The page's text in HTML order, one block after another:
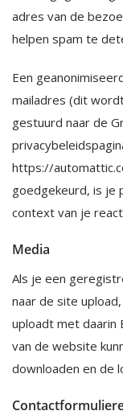
adres van de
helpen spam te
Een
mailadres (dit
gestuurd naar de
https://
goedgekeurd, is je
context van je
Media
Als je een
naar de site
uploadt met daarin
van de website
downloaden en de